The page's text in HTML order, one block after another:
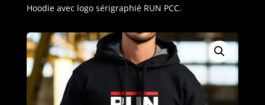
Hoodie avec logo sérigraphié RUN PCC.